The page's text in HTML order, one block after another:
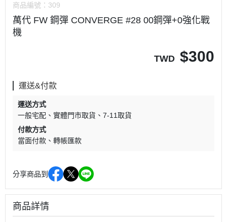
商品編號： 309
萬代 FW 鋼彈 CONVERGE #28 00鋼彈+0強化戰
機
TWD $300
運送&付款
運送方式
一般宅配
實體門市取貨
7-11取貨
付款方式
當面付款
轉帳匯款
分享商品到
商品詳情